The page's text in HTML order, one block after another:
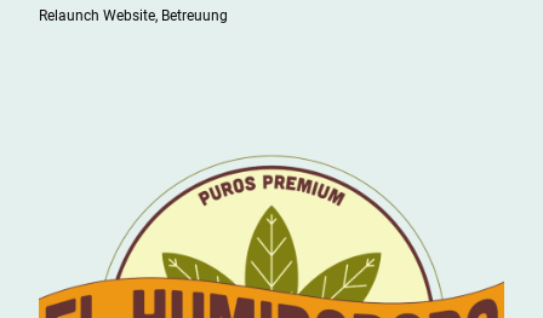
Relaunch Website, Betreuung